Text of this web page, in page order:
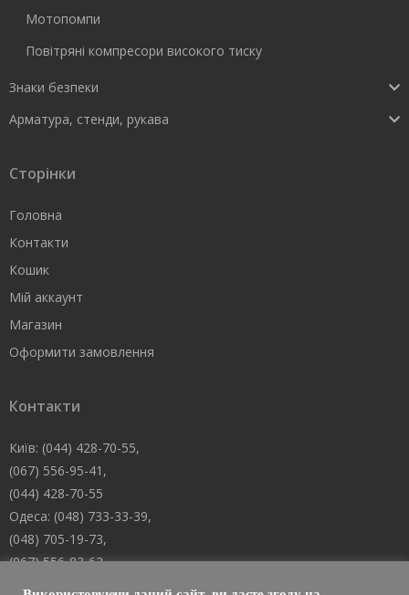
Мотопомпи
Повітряні компресори високого тиску
Знаки безпеки
Арматура, стенди, рукава
Сторінки
Головна
Контакти
Кошик
Мій аккаунт
Магазин
Оформити замовлення
Контакти
Київ: (044) 428-70-55,
(067) 556-95-41,
(044) 428-70-55
Одеса: (048) 733-33-39,
(048) 705-19-73,
(067) 556-83-62